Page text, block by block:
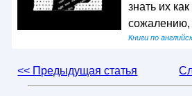
знать их
Книги по
<< Предыдущая статья